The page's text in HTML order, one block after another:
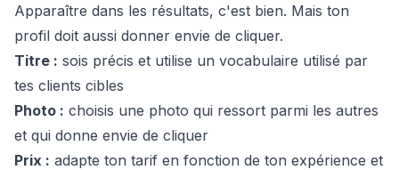
Apparaître dans les résultats, c'est bien. Mais ton
profil doit aussi donner envie de cliquer.
Titre : sois précis et utilise un vocabulaire utilisé par
tes clients cibles
Photo : choisis une photo qui ressort parmi les autres
et qui donne envie de cliquer
Prix : adapte ton tarif en fonction de ton expérience et